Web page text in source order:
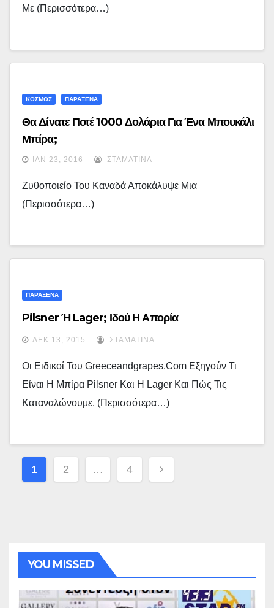
Με (περισσότερα…)
ΚΟΣΜΟΣ ΠΑΡΑΞΕΝΑ
Θα Δίνατε Ποτέ 1000 Δολάρια Για Ένα Μπουκάλι
Μπίρα;
ΙΑΝ 23, 2016 ΣΤΑΜΑΤΊΝΑ
Ζυθοποιείο Του Καναδά Αποκάλυψε Μια
(περισσότερα…)
ΠΑΡΑΞΕΝΑ
Pilsner Ή Lager; Ιδού Η Απορία
ΔΕΚ 13, 2015 ΣΤΑΜΑΤΊΝΑ
Οι Ειδικοί Του Greeceandgrapes.com Εξηγούν Τι
Είναι Η Μπίρα Pilsner Και Η Lager Και Πώς Τις
Καταναλώνουμε. (περισσότερα…)
Σελιδοποίηση
Άρθρων
1 2 … 4
YOU MISSED